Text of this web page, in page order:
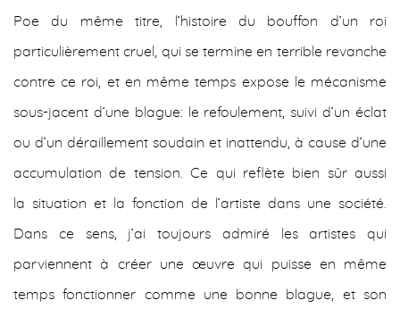
Poe du même titre, l’histoire du bouffon d’un roi
particulièrement cruel, qui se termine en terrible revanche
contre ce roi, et en même temps expose le mécanisme
sous-jacent d’une blague: le refoulement, suivi d’un éclat
ou d’un déraillement soudain et inattendu, à cause d’une
accumulation de tension. Ce qui reflète bien sûr aussi
la situation et la fonction de l’artiste dans une société.
Dans ce sens, j’ai toujours admiré les artistes qui
parviennent à créer une œuvre qui puisse en même
temps fonctionner comme une bonne blague, et son